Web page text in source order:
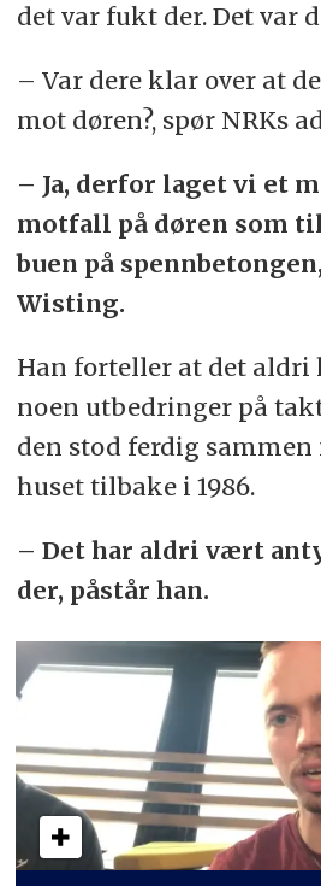
det var fukt der. Det var
– Var dere klar over at
mot døren?, spør NRKs
– Ja, derfor laget vi et
motfall på døren som
buen på
Wisting.
Han forteller at det
noen utbedringer på
den stod ferdig sammen
huset tilbake i 1986.
– Det har aldri vært
der, påstår han.